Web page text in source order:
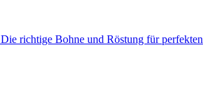
Die richtige Bohne und Röstung für perfekten